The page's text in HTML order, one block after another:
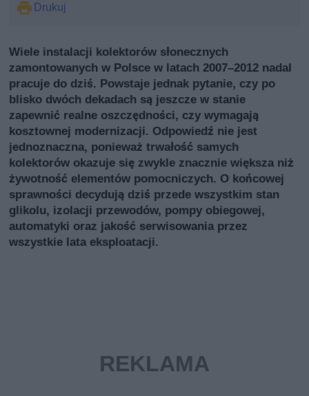
Drukuj
Wiele instalacji kolektorów słonecznych
zamontowanych w Polsce w latach 2007–2012 nadal
pracuje do dziś. Powstaje jednak pytanie, czy po
blisko dwóch dekadach są jeszcze w stanie
zapewnić realne oszczędności, czy wymagają
kosztownej modernizacji. Odpowiedź nie jest
jednoznaczna, ponieważ trwałość samych
kolektorów okazuje się zwykle znacznie większa niż
żywotność elementów pomocniczych. O końcowej
sprawności decydują dziś przede wszystkim stan
glikolu, izolacji przewodów, pompy obiegowej,
automatyki oraz jakość serwisowania przez
wszystkie lata eksploatacji.